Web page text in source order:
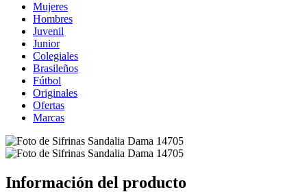
Mujeres
Hombres
Juvenil
Junior
Colegiales
Brasileños
Fútbol
Originales
Ofertas
Marcas
Información del producto